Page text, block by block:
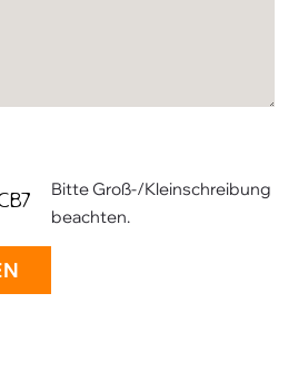
Bitte Groß-/Kleinschreibung
beachten.